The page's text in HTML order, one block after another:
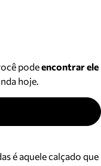
podeencontrar ele
hoje.
é aquele calçado que